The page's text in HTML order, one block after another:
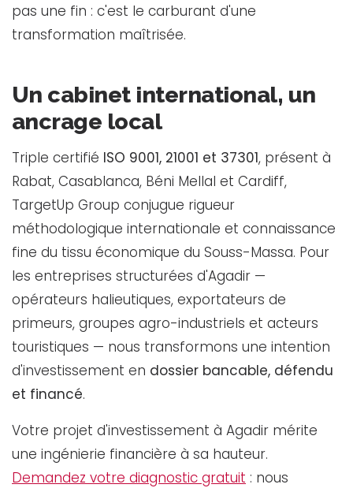
pas une fin : c'est le carburant d'une
transformation maîtrisée.
Un cabinet international, un
ancrage local
Triple certifié ISO 9001, 21001 et 37301, présent à
Rabat, Casablanca, Béni Mellal et Cardiff,
TargetUp Group conjugue rigueur
méthodologique internationale et connaissance
fine du tissu économique du Souss-Massa. Pour
les entreprises structurées d'Agadir —
opérateurs halieutiques, exportateurs de
primeurs, groupes agro-industriels et acteurs
touristiques — nous transformons une intention
d'investissement en dossier bancable, défendu
et financé.
Votre projet d'investissement à Agadir mérite
une ingénierie financière à sa hauteur.
Demandez votre diagnostic gratuit : nous